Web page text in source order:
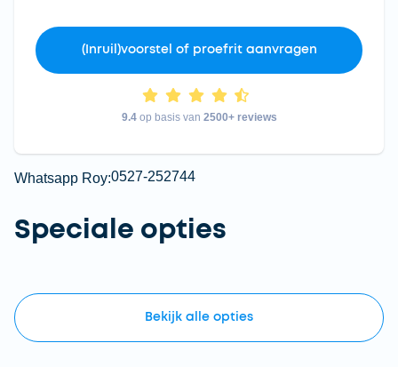
(Inruil)voorstel of proefrit aanvragen
9.4op basis van 2500+ reviews
Whatsapp Roy:0527-252744
Speciale opties
Bekijk alle opties